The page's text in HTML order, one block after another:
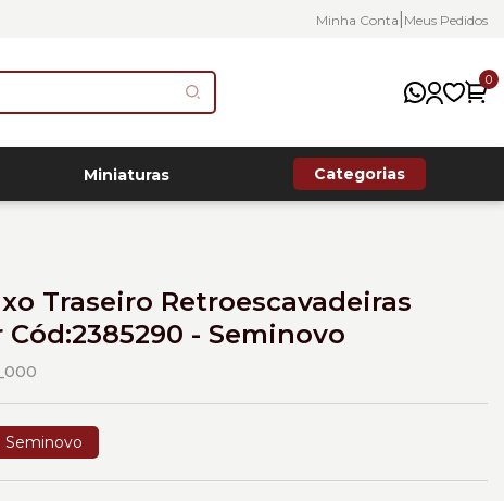
Minha Conta Meus Pedidos
0
Miniaturas Categorias
Traseiro Retroescavadeiras
- Seminovo
Seminovo